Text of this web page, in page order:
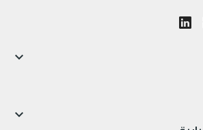

